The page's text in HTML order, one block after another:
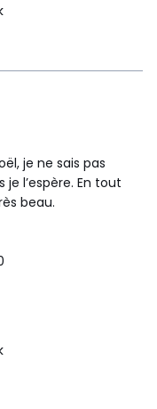
je ne sais pas
l’espère. En tout
beau.